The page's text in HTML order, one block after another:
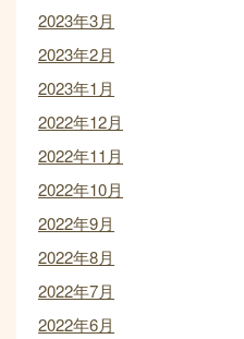
2023年3月
2023年2月
2023年1月
2022年12月
2022年11月
2022年10月
2022年9月
2022年8月
2022年7月
2022年6月